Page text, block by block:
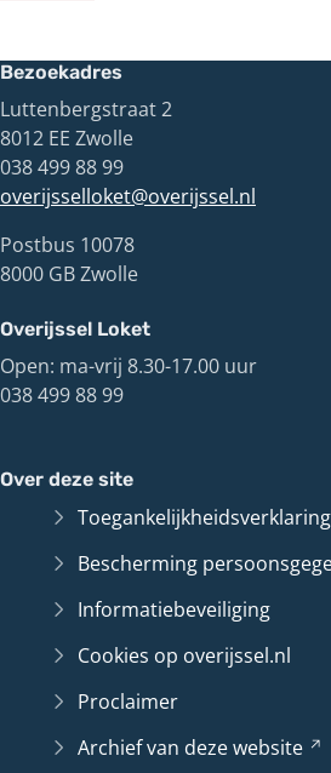
Bezoekadres
Luttenbergstraat 2
8012 EE Zwolle
038 499 88 99
overijsselloket@overijssel.nl
Postbus 10078
8000 GB Zwolle
Overijssel Loket
Open: ma-vrij 8.30-17.00 uur
038 499 88 99
Over deze site
Toegankelijkheidsverklaring
Bescherming
Informatiebeveiliging
Cookies op overijssel.nl
Proclaimer
Archief van dezewebsite